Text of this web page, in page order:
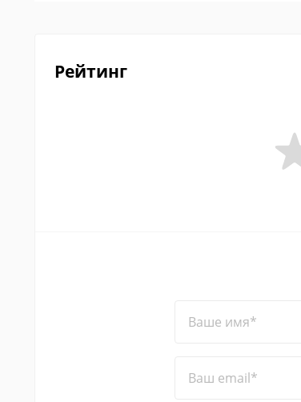
Рейтинг
Ваше имя*
Ваш email*